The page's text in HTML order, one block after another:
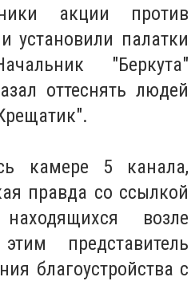
акции против
установили палатки
"Беркута"
оттеснять людей
камере 5 канала,
правда со ссылкой
возле
представитель
благоустройства с